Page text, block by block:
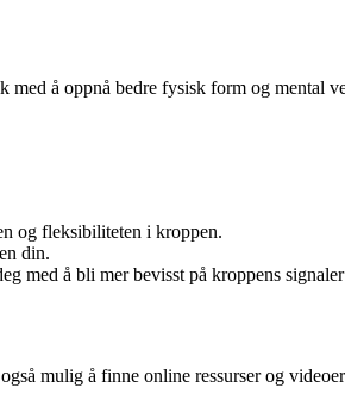
med å oppnå bedre fysisk form og mental
og fleksibiliteten i kroppen.
din.
med å bli mer bevisst på kroppens
mulig å finne online ressurser og